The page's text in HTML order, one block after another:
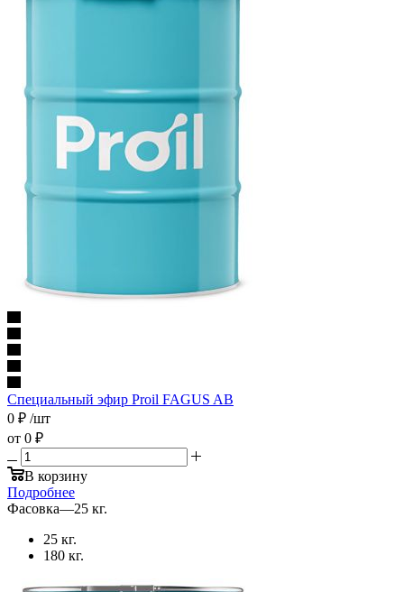
Специальный эфир Proil FAGUS AB
0 ₽ /шт
от 0 ₽
В корзину
Подробнее
Фасовка—25 кг.
25 кг.
180 кг.